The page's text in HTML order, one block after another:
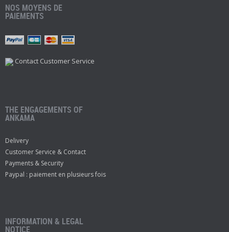
NOS MOYENS DE
PAIEMENTS
Contact Customer Service
THE ENGAGEMENTS OF
ANKAMA
Delivery
Customer Service & Contact
Payments & Security
Paypal : paiement en plusieurs fois
INFORMATION & LEGAL
NOTICE